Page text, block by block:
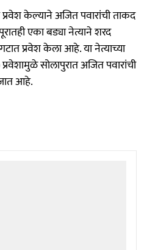
प्रवेश केल्याने अजित पवारांची ताकद
एका बड्या नेत्याने शरद
प्रवेश केला आहे. या नेत्याच्या
प्रवेशामुळे सोलापुरात अजित पवारांची
आहे.